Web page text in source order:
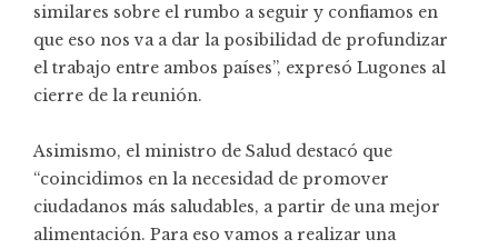
similares sobre el rumbo a seguir y confiamos en
que eso nos va a dar la posibilidad de profundizar
el trabajo entre ambos países”, expresó Lugones al
cierre de la reunión.
Asimismo, el ministro de Salud destacó que
“coincidimos en la necesidad de promover
ciudadanos más saludables, a partir de una mejor
alimentación. Para eso vamos a realizar una